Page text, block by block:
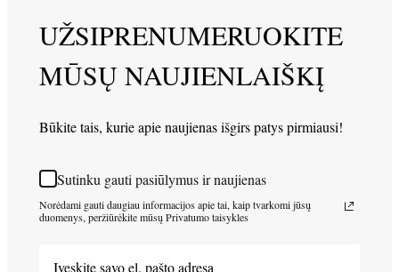
UŽSIPRENUMERUOKITE
MŪSŲ NAUJIENLAIŠKĮ
Būkite tais, kurie apie naujienas išgirs patys pirmiausi!
Sutinku gauti pasiūlymus ir naujienas
Norėdami gauti daugiau informacijos apie tai, kaip tvarkomi jūsų
duomenys, peržiūrėkite mūsų Privatumo taisykles